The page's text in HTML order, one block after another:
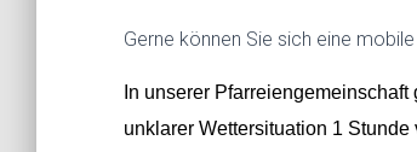
Gerne können Sie sich eine
In unserer
unklarer Wettersituation 1